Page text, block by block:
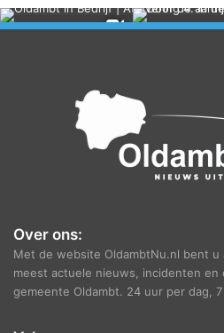
h
Over ons:
Met de website OldambtNu.nl bent
meest actuele nieuws, incidenten en
gemeente Oldambt. 24 uur per dag,